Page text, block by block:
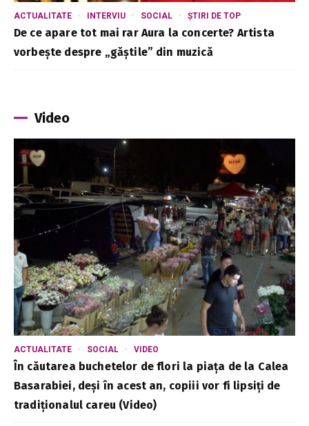
ACTUALITATE INTERVIU SOCIAL ȘTIRI DE TOP
De ce apare tot mai rar Aura la concerte? Artista
vorbește despre „găștile” din muzică
Video
ACTUALITATE SOCIAL VIDEO
În căutarea buchetelor de flori la piața de la Calea
Basarabiei, deși în acest an, copiii vor fi lipsiți de
tradiționalul careu (Video)